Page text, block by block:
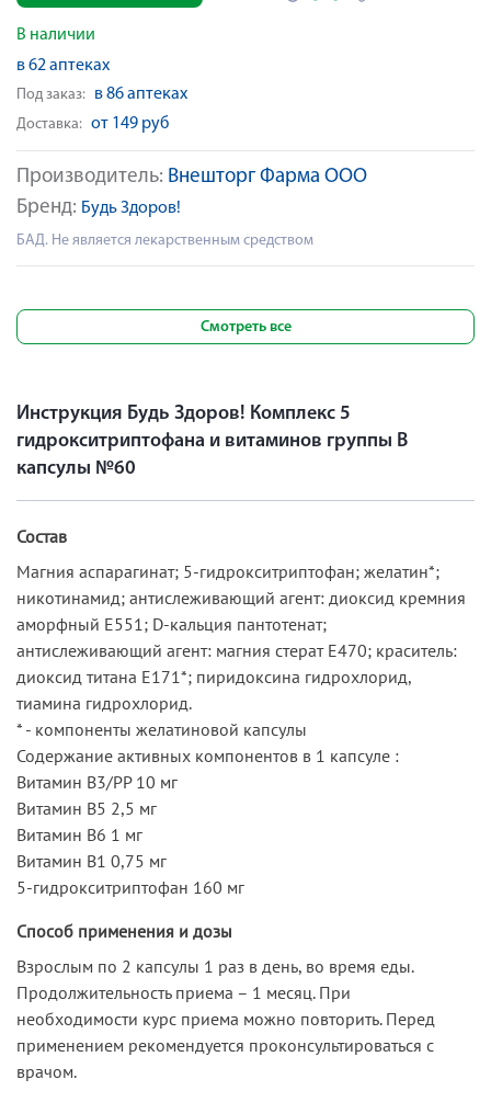
Производитель: Внешторг Фарма ООО
Бренд: Будь Здоров!
БАД. Не является лекарственным средством
В наличии
в 62 аптеках
Под заказ: в 86 аптеках
Доставка: от 149 руб
Смотреть все
Инструкция Будь Здоров! Комплекс 5
гидрокситриптофана и витаминов группы В
капсулы №60
Состав
Магния аспарагинат; 5-гидрокситриптофан; желатин*;
никотинамид; антислеживающий агент: диоксид кремния
аморфный Е551; D-кальция пантотенат;
антислеживающий агент: магния стерат Е470; краситель:
диоксид титана Е171*; пиридоксина гидрохлорид,
тиамина гидрохлорид.
* - компоненты желатиновой капсулы
Содержание активных компонентов в 1 капсуле :
Витамин В3/РР 10 мг
Витамин В5 2,5 мг
Витамин В6 1 мг
Витамин В1 0,75 мг
5-гидрокситриптофан 160 мг
Способ применения и дозы
Взрослым по 2 капсулы 1 раз в день, во время еды.
Продолжительность приема – 1 месяц. При
необходимости курс приема можно повторить. Перед
применением рекомендуется проконсультироваться с
врачом.